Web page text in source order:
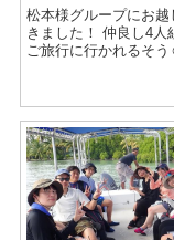
松本様グループにお越
きました！ 仲良し4人
ご旅行に行かれるそう
んびり＆まったりとジ
泊...